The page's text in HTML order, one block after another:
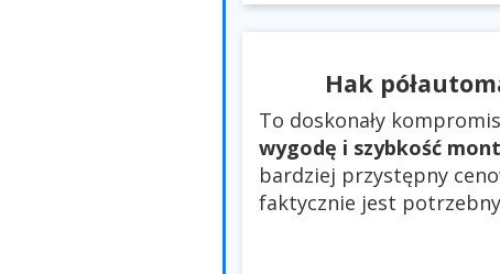
Hak
To doskonały
wygodę i szybkość
bardziej przystępny
faktycznie jest